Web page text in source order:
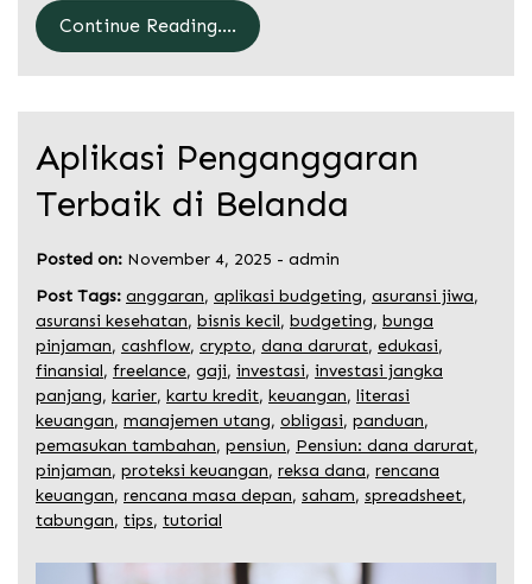
Continue Reading....
Aplikasi Penganggaran
Terbaik di Belanda
Posted on: November 4, 2025 - admin
Post Tags: anggaran, aplikasi budgeting, asuransi jiwa,
asuransi kesehatan, bisnis kecil, budgeting, bunga
pinjaman, cashflow, crypto, dana darurat, edukasi,
finansial, freelance, gaji, investasi, investasi jangka
panjang, karier, kartu kredit, keuangan, literasi
keuangan, manajemen utang, obligasi, panduan,
pemasukan tambahan, pensiun, Pensiun: dana darurat,
pinjaman, proteksi keuangan, reksa dana, rencana
keuangan, rencana masa depan, saham, spreadsheet,
tabungan, tips, tutorial